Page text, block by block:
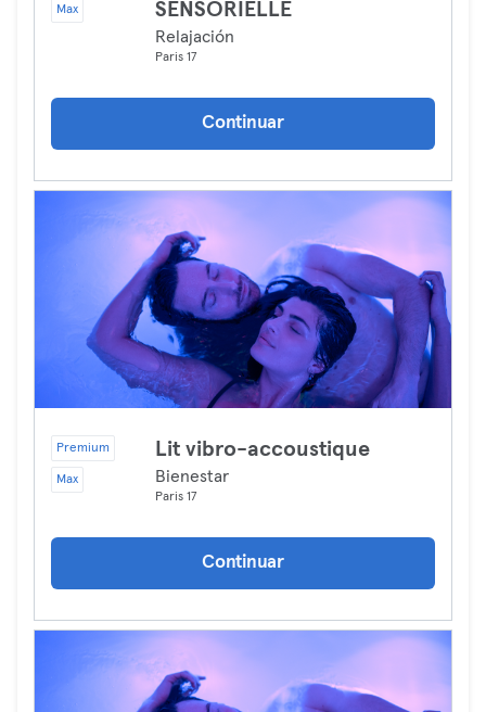
Max SENSORIELLE
Relajación
Paris 17
Continuar
Premium
Max
Lit vibro-accoustique
Bienestar
Paris 17
Continuar